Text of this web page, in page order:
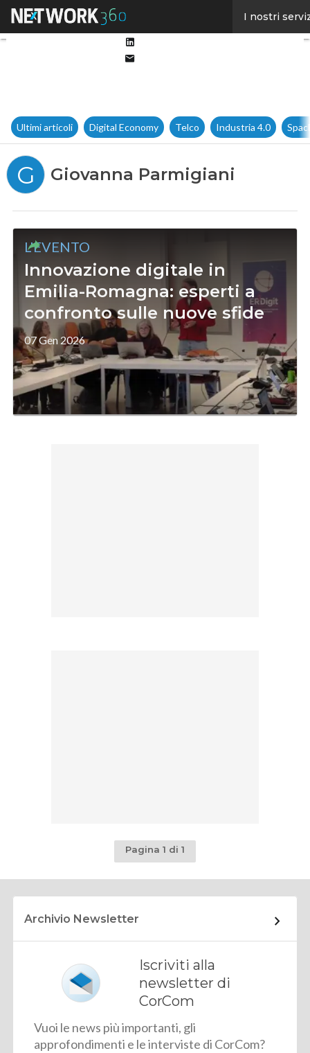
I nostri
Ultimi articoli Digital Economy Telco Industria 4.0
G Giovanna Parmigiani
L'EVENTO
Innovazione digitale in
Emilia-Romagna: esperti a
confronto sulle nuove sfide
07 Gen 2026
Pagina 1 di 1
Archivio Newsletter
Iscriviti alla
newsletter di
CorCom
Vuoi le news più importanti, gli
approfondimenti e le interviste di CorCom?